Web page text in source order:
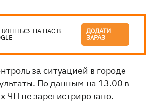
НА НАС В ДОДАТИ
ЗАРАЗ
за ситуацией в городе
По данным на 13.00 в
ЧП не зарегистрировано.